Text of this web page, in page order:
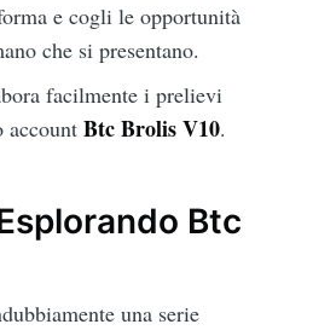
e cogli le opportunità
che si presentano.
facilmente i prelievi
account Btc Brolis V10.
Btc
una serie